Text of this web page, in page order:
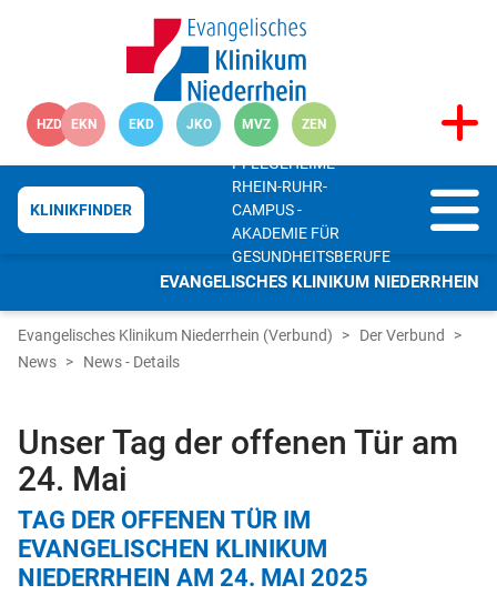
HZD EKN EKD JKO MVZ ZEN
EVANGELISCHES KLINIKUM NIEDERRHEIN
KLINIKFINDER
PFLEGEHEIME
RHEIN-RUHR-
CAMPUS -
AKADEMIE FÜR
GESUNDHEITSBERUFE
Evangelisches Klinikum Niederrhein (Verbund)
Der Verbund
News
News - Details
Unser Tag der offenen Tür am
24. Mai
TAG DER OFFENEN TÜR IM
EVANGELISCHEN KLINIKUM
NIEDERRHEIN AM 24. MAI 2025